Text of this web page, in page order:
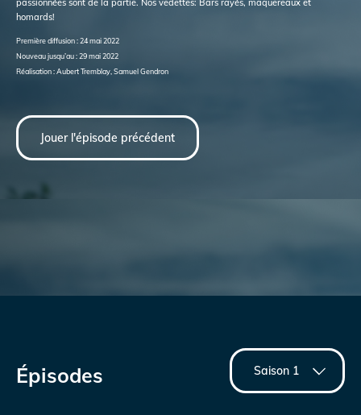
passionnées sont de la partie. Nos vedettes: Bars rayés, maquereaux et
homards!
Première diffusion : 24 mai 2022
Nouveau jusqu’au : 29 mai 2022
Réalisation : Aubert Tremblay, Samuel Gendron
Jouer l'épisode précédent
Épisodes